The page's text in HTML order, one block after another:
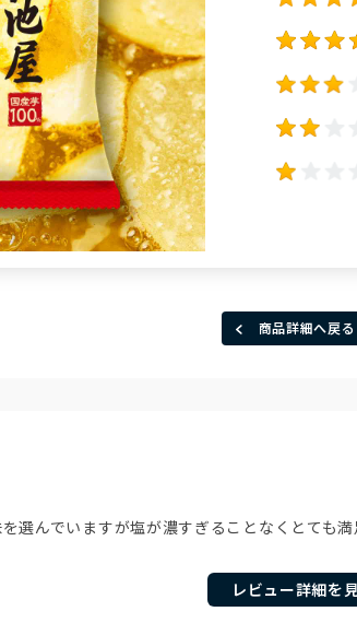
商品詳細へ戻る
選んでいますが塩が濃すぎることなくとても満
レビュー詳細を